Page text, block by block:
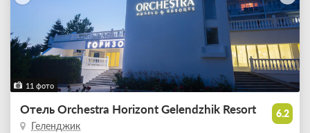
11 фото
6.2
Отель Orchestra Horizont Gelendzhik Resort
Геленджик